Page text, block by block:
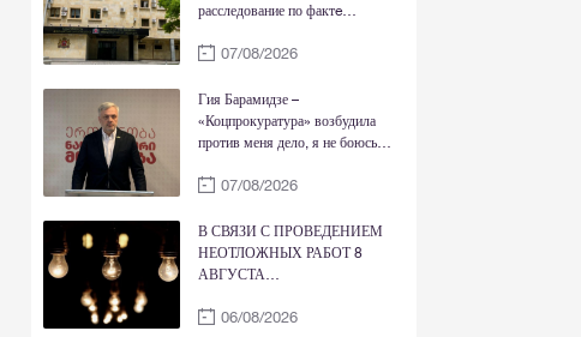
расследование по фактe
саботажа
07/08/2026
Гия Барамидзе –
«Коцпрокуратура» возбудила
против меня дело, я не боюсь
того, я всегда был прав перед
Родиной, Богом и совестью
07/08/2026
В СВЯЗИ С ПРОВЕДЕНИЕМ
НЕОТЛОЖНЫХ РАБОТ 8
АВГУСТА
ВРЕМЕННО ОГРАНИЧЕНО
06/08/2026